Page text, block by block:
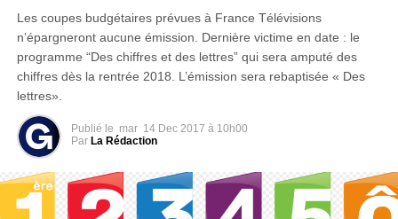
Les coupes budgétaires prévues à France Télévisions
n’épargneront aucune émission. Dernière victime en date : le
programme “Des chiffres et des lettres” qui sera amputé des
chiffres dès la rentrée 2018. L’émission sera rebaptisée « Des
lettres».
Publié le mar 14 Dec 2017 à 10h00
Par La Rédaction